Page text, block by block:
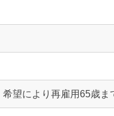
望により再雇用65歳ま